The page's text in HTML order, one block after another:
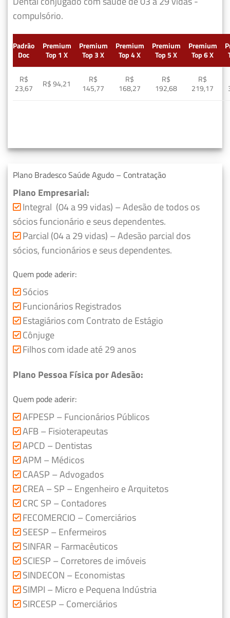
compulsório.
Padrão
Doc
Premium
Top 1 X
Premium
Top 3 X
Premium
Top 4 X
Premium
Top 5 X
Premium
Top 6 X
R$
23,67
R$ 94,21
R$
145,77
R$
168,27
R$
192,68
R$
219,17
Plano Bradesco Saúde Agudo – Contratação
Plano Empresarial:
Integral (04 a 99 vidas) – Adesão de todos os
sócios funcionário e seus dependentes.
Parcial (04 a 29 vidas) – Adesão parcial dos
sócios, funcionários e seus dependentes.
Quem pode aderir:
Sócios
Funcionários Registrados
Estagiários com Contrato de Estágio
Cônjuge
Filhos com idade até 29 anos
Plano Pessoa Física por Adesão:
Quem pode aderir:
AFPESP – Funcionários Públicos
AFB – Fisioterapeutas
APCD – Dentistas
APM – Médicos
CAASP – Advogados
CREA – SP – Engenheiro e Arquitetos
CRC SP – Contadores
FECOMERCIO – Comerciários
SEESP – Enfermeiros
SINFAR – Farmacêuticos
SCIESP – Corretores de imóveis
SINDECON – Economistas
SIMPI – Micro e Pequena Indústria
SIRCESP – Comerciários